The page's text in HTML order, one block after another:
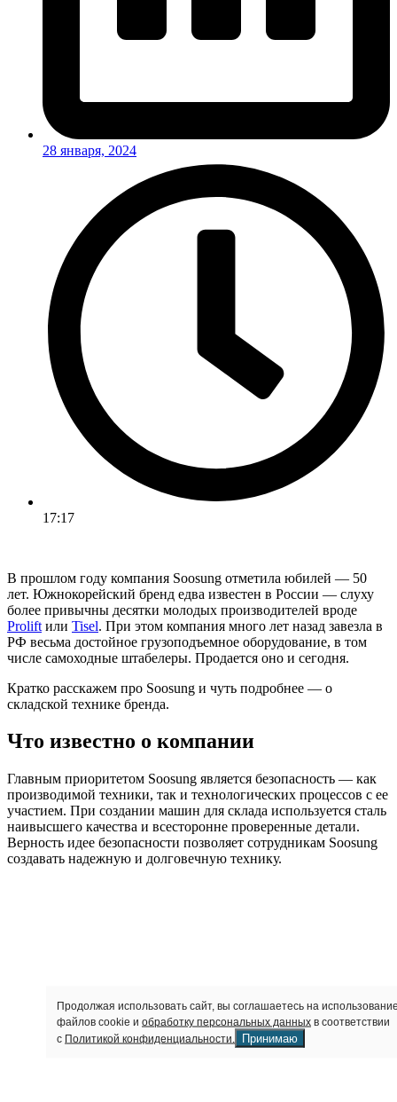
28 января, 2024
17:17
В прошлом году компания Soosung отметила юбилей — 50
лет. Южнокорейский бренд едва известен в России — слуху
более привычны десятки молодых производителей вроде
Prolift или Tisel. При этом компания много лет назад завезла в
РФ весьма достойное грузоподъемное оборудование, в том
числе самоходные штабелеры. Продается оно и сегодня.
Кратко расскажем про Soosung и чуть подробнее — о
складской технике бренда.
Что известно о компании
Главным приоритетом Soosung является безопасность — как
производимой техники, так и технологических процессов с ее
участием. При создании машин для склада используется сталь
наивысшего качества и всесторонне проверенные детали.
Верность идее безопасности позволяет сотрудникам Soosung
создавать надежную и долговечную технику.
Продолжая использовать сайт, вы соглашаетесь на
файлов cookie и обработку персональных данных в соответствии
с Политикой конфиденциальности. Принимаю